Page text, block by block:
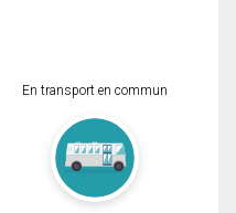
En transport en commun